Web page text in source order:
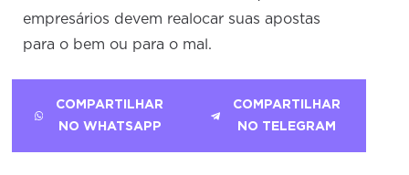
empresários devem realocar suas apostas
para o bem ou para o mal.
COMPARTILHAR
NO WHATSAPP
COMPARTILHAR
NO TELEGRAM